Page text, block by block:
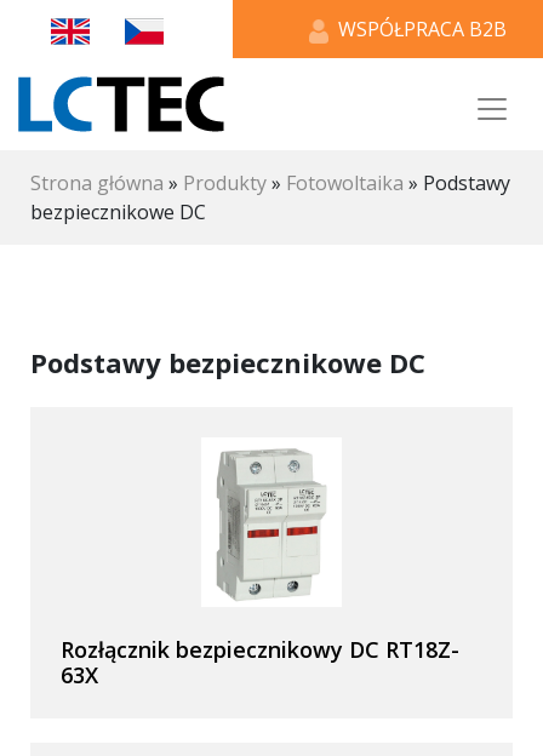
WSPÓŁPRACA B2B
Strona główna » Produkty» Fotowoltaika » Podstawy
bezpiecznikowe DC
Podstawy bezpiecznikowe DC
Rozłącznik bezpiecznikowy DC RT18Z-
63X